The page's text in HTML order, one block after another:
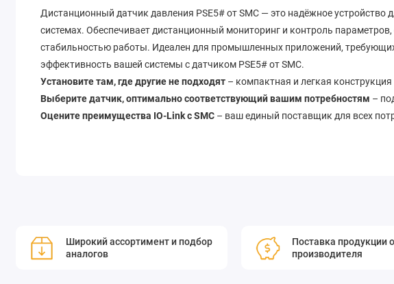
Дистанционный датчик давления PSE5# от SMC — это надёжное устройство
системах. Обеспечивает дистанционный мониторинг и контроль
стабильностью работы. Идеален для промышленных приложений,
эффективность вашей системы с датчиком PSE5# от SMC.
Установите там, где другие не подходят – компактная и легкая конструкция
Выберите датчик, оптимально соответствующий вашим потребностям –
Оцените преимущества IO-Link c SMC – ваш единый поставщик для всех
Широкий ассортимент и подбор
аналогов
Поставка продукции
производителя